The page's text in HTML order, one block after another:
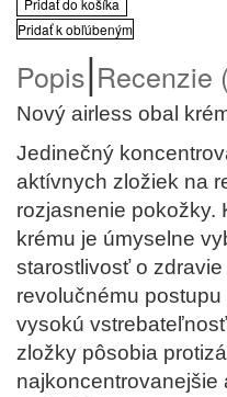
Pridať do košíka
Pridať k obľúbeným
Popis|Recenzie
Nový airless obal
Jedinečný
aktívnych zložiek na
rozjasnenie pokožky.
krému je úmyselne
starostlivosť o
revolučnému
vysokú
zložky pôsobia
najkoncentrovanejšie